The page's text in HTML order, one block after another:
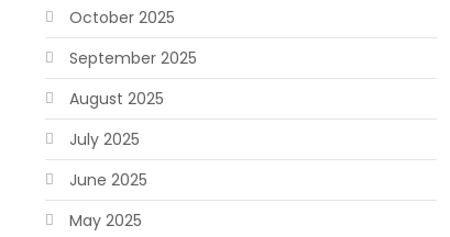
October 2025
September 2025
August 2025
July 2025
June 2025
May 2025